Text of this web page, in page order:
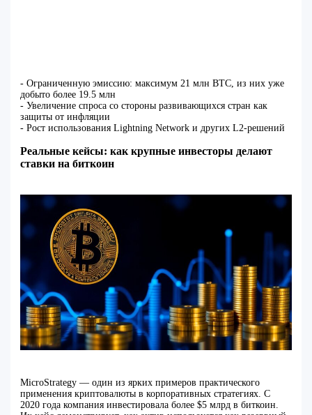
- Ограниченную эмиссию: максимум 21 млн BTC, из них уже
добыто более 19.5 млн
- Увеличение спроса со стороны развивающихся стран как
защиты от инфляции
- Рост использования Lightning Network и других L2-решений
Реальные кейсы: как крупные инвесторы делают
ставки на биткоин
MicroStrategy — один из ярких примеров практического
применения криптовалюты в корпоративных стратегиях. С
2020 года компания инвестировала более $5 млрд в биткоин.